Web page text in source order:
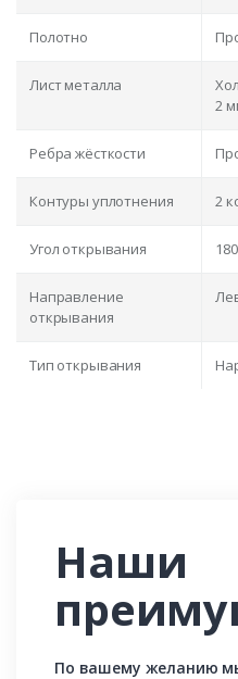
Полотно
Лист металла
2
Ребра жёсткости
Контуры уплотнения 2
Угол открывания
Направление
открывания
Тип открывания
Наши
По вашему желанию